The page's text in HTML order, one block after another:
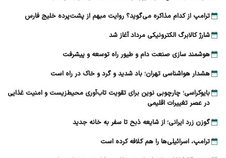
ترامپ از کدام مذاکره می‌گوید؟ روایت مبهم از پشت‌پرده خلیج فارس
شارژ کالابرگ الکترونیکی مرداد آغاز شد
هوشمند سازی صنعت دام و طیور راه توسعه و پیشرفت
هشدار هواشناسی تهران؛ باد شدید و گرد و خاک در راه است
بایوکراسی؛ چارچوبی نوین برای تقویت تاب‌آوری محیط‌زیست و امنیت غذایی
در عصر تغییرات اقلیمی
گوزن زرد ایرانی؛ از شایعه ذبح تا سفر به خانه جدید
ترامپ، اسرائیلی‌ها را هم کلافه کرده است